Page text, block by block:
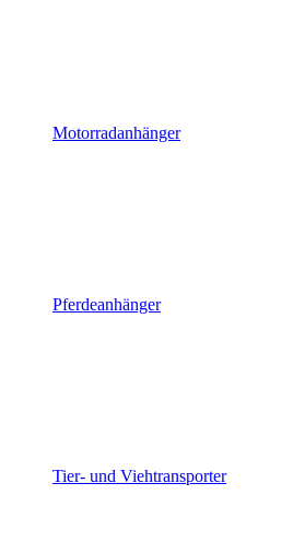
Motorradanhänger
Pferdeanhänger
Tier- und Viehtransporter